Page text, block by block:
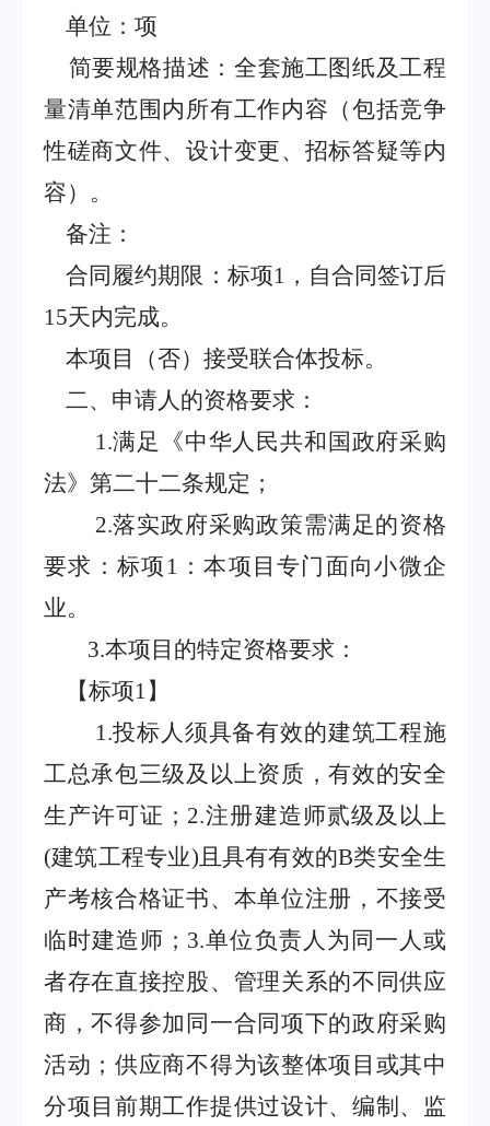
单位：项
简要规格描述：全套施工图纸及工程
量清单范围内所有工作内容（包括竞争
性磋商文件、设计变更、招标答疑等内
容）。
备注：
合同履约期限：标项1 ，自合同签订后
15天内完成。
本项目（否）接受联合体投标。
二、申请人的资格要求：
1.满足《中华人民共和国政府采购
法》第二十二条规定；
2.落实政府采购政策需满足的资格
要求：标项 1 ：本项目专门面向小微企
业。
3.本项目的特定资格要求：
【标项1】
1.投标人须具备有效的建筑工程施
工总承包三级及以上资质，有效的安全
生产许可证； 2.注册建造师贰级及以上
(建筑工程专业) 且具有有效的B类安全生
产考核合格证书、本单位注册，不接受
临时建造师； 3.单位负责人为同一人或
者存在直接控股、管理关系的不同供应
商，不得参加同一合同项下的政府采购
活动；供应商不得为该整体项目或其中
分项目前期工作提供过设计、编制、监